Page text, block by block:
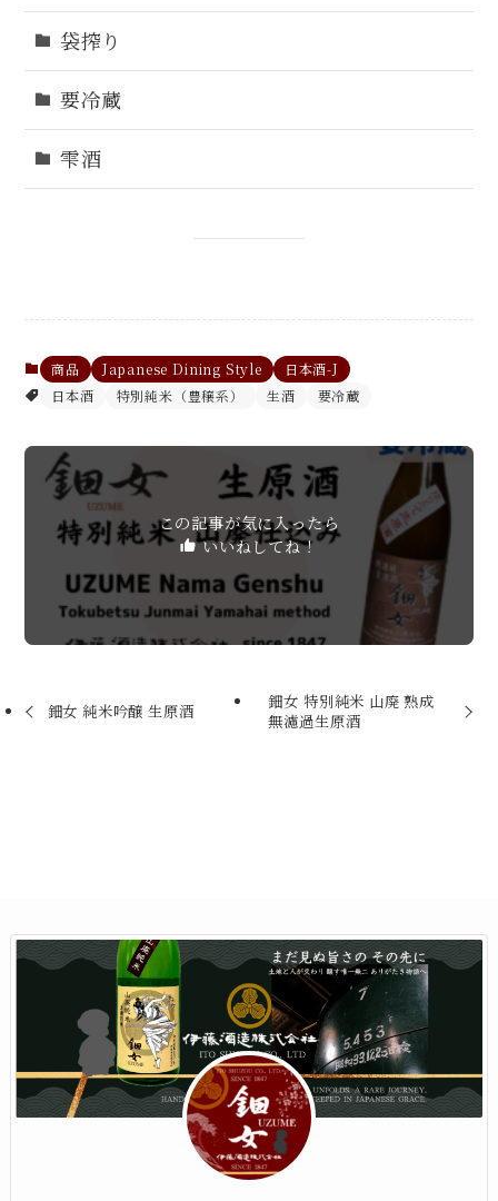
袋搾り
要冷蔵
雫酒
商品 Japanese Dining Style
日本酒-J
日本酒
特別純米（豊穣系） 生酒 要冷蔵
この記事が気に入ったら
いいねしてね！
鈿女 純米吟醸 生原酒
鈿女 特別純米 山廃 熟成
無濾過生原酒